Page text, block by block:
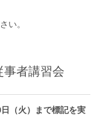
い。
者講習会
（火）まで標記を実